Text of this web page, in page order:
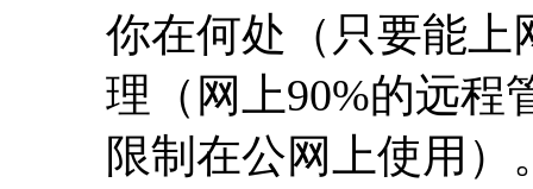
你在何处（只要能上
理（网上90%的远程
限制在公网上使用）